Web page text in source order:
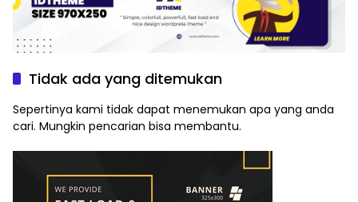
Tidak ada yang ditemukan
Sepertinya kami tidak dapat menemukan apa yang anda
cari. Mungkin pencarian bisa membantu.